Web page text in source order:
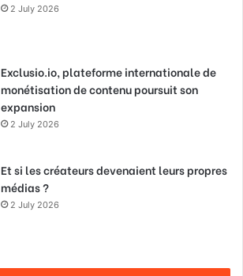
2 July 2026
Exclusio.io, plateforme internationale de
monétisation de contenu poursuit son
expansion
2 July 2026
Et si les créateurs devenaient leurs propres
médias ?
2 July 2026